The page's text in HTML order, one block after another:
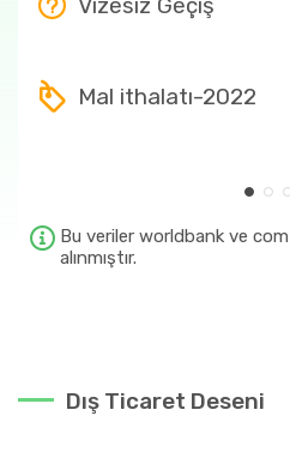
9
71
Mal ithalatı-2022
Bu veriler worldbank ve
alınmıştır.
Dış Ticaret Deseni